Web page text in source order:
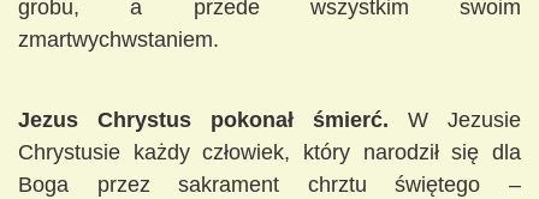
grobu, a przede wszystkim swoim
zmartwychwstaniem.
Jezus Chrystus pokonał śmierć. W Jezusie
Chrystusie każdy człowiek, który narodził się dla
Boga przez sakrament chrztu świętego –